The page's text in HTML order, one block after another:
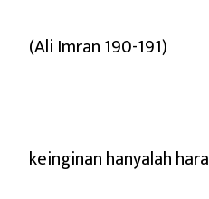
(Ali Imran 190-191)
keinginan hanyalah